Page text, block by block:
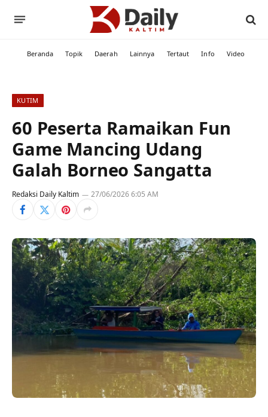
Beranda Topik Daerah Lainnya Tertaut Info Video
KUTIM
60 Peserta Ramaikan Fun
Game Mancing Udang
Galah Borneo Sangatta
Redaksi Daily Kaltim 27/06/2026 6:05 AM